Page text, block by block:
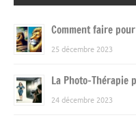
Comment faire
25 décembre 2023
La Photo-Thérapie
24 décembre 2023